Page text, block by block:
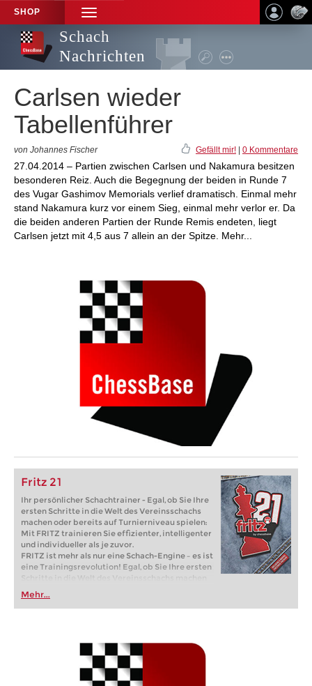
SHOP
TOGGLE
NAVIGATION
Schach
Nachrichten
Carlsen wieder
Tabellenführer
von Johannes Fischer Gefällt mir! 0 Kommentare
27.04.2014 – Partien zwischen Carlsen und Nakamura besitzen
besonderen Reiz. Auch die Begegnung der beiden in Runde 7
des Vugar Gashimov Memorials verlief dramatisch. Einmal mehr
stand Nakamura kurz vor einem Sieg, einmal mehr verlor er. Da
die beiden anderen Partien der Runde Remis endeten, liegt
Carlsen jetzt mit 4,5 aus 7 allein an der Spitze. Mehr...
Fritz 21
Ihr persönlicher Schachtrainer - Egal, ob Sie Ihre
ersten Schritte in die Welt des Vereinsschachs
machen oder bereits auf Turnierniveau spielen:
Mit FRITZ trainieren Sie effizienter, intelligenter
und individueller als je zuvor.
FRITZ ist mehr als nur eine Schach-Engine – es ist
eine Trainingsrevolution! Egal, ob Sie Ihre ersten
Schritte in die Welt des Vereinsschachs machen
oder bereits auf Turnierniveau spielen: Mit
FRITZ trainieren Sie effizienter, intelligenter und
individueller als je zuvor.
Mehr...